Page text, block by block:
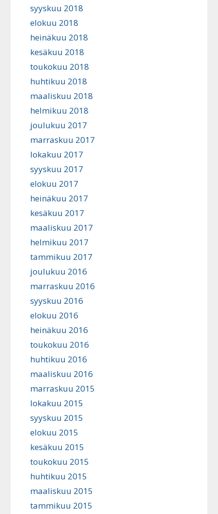
syyskuu 2018
elokuu 2018
heinäkuu 2018
kesäkuu 2018
toukokuu 2018
huhtikuu 2018
maaliskuu 2018
helmikuu 2018
joulukuu 2017
marraskuu 2017
lokakuu 2017
syyskuu 2017
elokuu 2017
heinäkuu 2017
kesäkuu 2017
maaliskuu 2017
helmikuu 2017
tammikuu 2017
joulukuu 2016
marraskuu 2016
syyskuu 2016
elokuu 2016
heinäkuu 2016
toukokuu 2016
huhtikuu 2016
maaliskuu 2016
marraskuu 2015
lokakuu 2015
syyskuu 2015
elokuu 2015
kesäkuu 2015
toukokuu 2015
huhtikuu 2015
maaliskuu 2015
tammikuu 2015